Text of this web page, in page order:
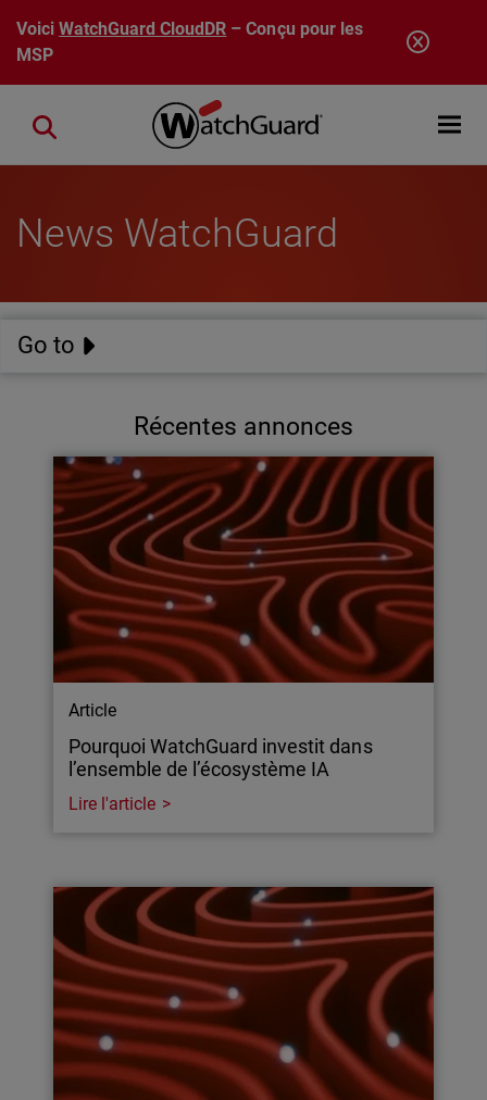
Aller au contenu principal
VoiciWatchGuard CloudDR – Conçu pour les
MSP
Open
Close search
News WatchGuard
Go to
Récentes annonces
Article
Pourquoi WatchGuard investit dans
l’ensemble de l’écosystème IA
Lire l'article